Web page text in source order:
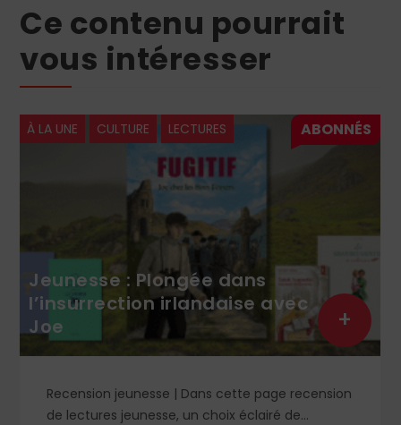
Ce contenu pourrait
vous intéresser
avec
page recension
de
+
À LA UNE HISTOIRE
Saint Louis (3/8) : Sous le
manteau fleurdelisé du
DOSSIER n° 1859 « Saint Louis : un
héritage spirituel, moral et politique